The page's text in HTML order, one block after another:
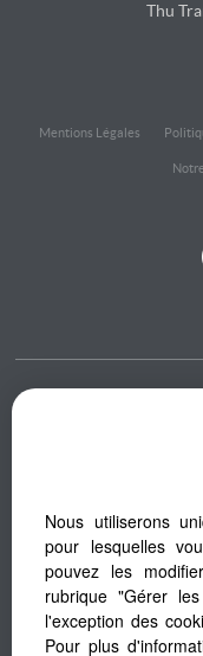
Thu
Mentions Légales
votre tablette ou
Nous utiliserons
pour lesquelles
pouvez les
rubrique "Gérer
l'exception des
Pour plus